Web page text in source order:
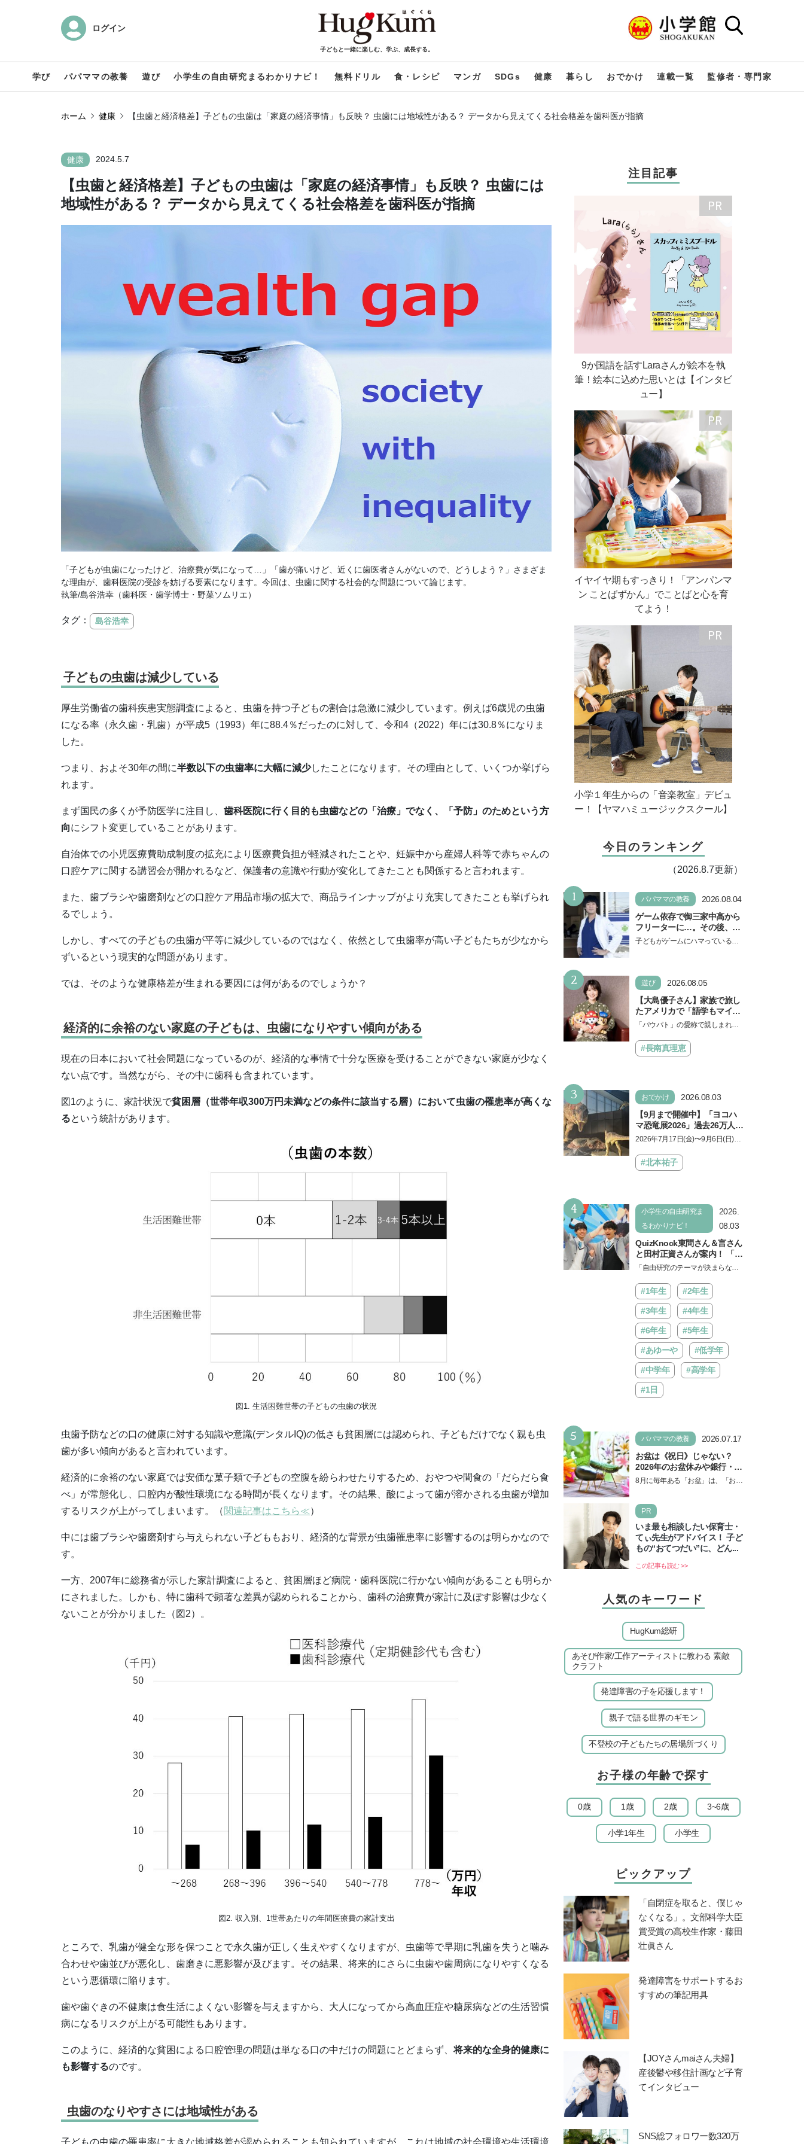
ログイン
子どもと一緒に楽しむ、学ぶ、成長する。
学び パパママの教養 遊び 小学生の自由研究まるわかりナビ！ 無料ドリル 食・レシピ マンガ SDGs 健康 暮らし おでかけ 連載一覧 監修者・専門家
ホーム 健康 【虫歯と経済格差】子どもの虫歯は「家庭の経済事情」も反映？ 虫歯には地域性がある？ データから見えてくる社会格差を歯科医が指摘
健康 2024.5.7
【虫歯と経済格差】子どもの虫歯は「家庭の経済事情」も反映？ 虫歯には
地域性がある？ データから見えてくる社会格差を歯科医が指摘
「子どもが虫歯になったけど、治療費が気になって…」「歯が痛いけど、近くに歯医者さんがないので、どうしよう？」さまざま
な理由が、歯科医院の受診を妨げる要素になります。今回は、虫歯に関する社会的な問題について論じます。
執筆/島谷浩幸（歯科医・歯学博士・野菜ソムリエ）
タグ： 島谷浩幸
子どもの虫歯は減少している
厚生労働省の歯科疾患実態調査によると、虫歯を持つ子どもの割合は急激に減少しています。例えば6歳児の虫歯
になる率（永久歯・乳歯）が平成5（1993）年に88.4％だったのに対して、令和4（2022）年には30.8％になりま
した。
つまり、およそ30年の間に半数以下の虫歯率に大幅に減少したことになります。その理由として、いくつか挙げら
れます。
まず国民の多くが予防医学に注目し、 歯科医院に行く目的も虫歯などの「治療」でなく、「予防」のためという方
向にシフト変更していることがあります。
自治体での小児医療費助成制度の拡充により医療費負担が軽減されたことや、妊娠中から産婦人科等で赤ちゃんの
口腔ケアに関する講習会が開かれるなど、保護者の意識や行動が変化してきたことも関係すると言われます。
また、歯ブラシや歯磨剤などの口腔ケア用品市場の拡大で、商品ラインナップがより充実してきたことも挙げられ
るでしょう。
しかし、すべての子どもの虫歯が平等に減少しているのではなく、依然として虫歯率が高い子どもたちが少なから
ずいるという現実的な問題があります。
では、そのような健康格差が生まれる要因には何があるのでしょうか？
経済的に余裕のない家庭の子どもは、虫歯になりやすい傾向がある
現在の日本において社会問題になっているのが、経済的な事情で十分な医療を受けることができない家庭が少なく
ない点です。当然ながら、その中に歯科も含まれています。
図1のように、家計状況で貧困層（世帯年収300万円未満などの条件に該当する層）において虫歯の罹患率が高くな
るという統計があります。
図1. 生活困難世帯の子どもの虫歯の状況
虫歯予防などの口の健康に対する知識や意識(デンタルIQ)の低さも貧困層には認められ、子どもだけでなく親も虫
歯が多い傾向があると言われています。
経済的に余裕のない家庭では安価な菓子類で子どもの空腹を紛らわせたりするため、おやつや間食の「だらだら食
べ」が常態化し、口腔内が酸性環境になる時間が長くなります。その結果、酸によって歯が溶かされる虫歯が増加
するリスクが上がってしまいます。（関連記事はこちら≪）
中には歯ブラシや歯磨剤すら与えられない子どももおり、経済的な背景が虫歯罹患率に影響するのは明らかなので
す。
一方、2007年に総務省が示した家計調査によると、貧困層ほど病院・歯科医院に行かない傾向があることも明らか
にされました。しかも、特に歯科で顕著な差異が認められることから、歯科の治療費が家計に及ぼす影響は少なく
ないことが分かりました（図2）。
図2. 収入別、1世帯あたりの年間医療費の家計支出
ところで、乳歯が健全な形を保つことで永久歯が正しく生えやすくなりますが、虫歯等で早期に乳歯を失うと噛み
合わせや歯並びが悪化し、歯磨きに悪影響が及びます。その結果、将来的にさらに虫歯や歯周病になりやすくなる
という悪循環に陥ります。
歯や歯ぐきの不健康は食生活によくない影響を与えますから、大人になってから高血圧症や糖尿病などの生活習慣
病になるリスクが上がる可能性もあります。
このように、経済的な貧困による口腔管理の問題は単なる口の中だけの問題にとどまらず、将来的な全身的健康に
も影響するのです。
虫歯のなりやすさには地域性がある
注目記事
9か国語を話すLaraさんが絵本を執
筆！絵本に込めた思いとは【インタビ
ュー】
イヤイヤ期もすっきり！「アンパンマ
ン ことばずかん」でことばと心を育
てよう！
小学１年生からの「音楽教室」デビュ
ー！【ヤマハミュージックスクール】
今日のランキング
（2026.8.7更新）
1 パパママの教養
2026.08.04
ゲーム依存で御三家中高から
フリーターに…。その後、医
学部へ逆転合格した現役医師
子どもがゲームにハマっている
2 遊び
2026.08.05
【大島優子さん】家族で旅し
たアメリカで「語学もマイン
ドも！ 子どもの成長はすごか
『パウ・パトロール ザ・ダイ
ノ・ムービー』ではあきらめ
「パウパト」の愛称で親しまれる
の劇場版シリーズ第3弾、映画『パ
ウ・パトロール ザ…
#長南真理恵
3 おでかけ
2026.08.03
【9月まで開催中】「ヨコハ
マ恐竜展2026」過去26万人を
動員した恐竜展が9年ぶりに
しむポイントを完全ガイド
2026年7月17日(金)〜9月6日(日)、
「ヨコハマ恐竜展2026〜恐竜の食
卓大図鑑〜」が開催…
#北本祐子
4
小学生の自由研究ま
るわかりナビ！
2026.
08.03
QuizKnock東問さん＆言さん
と田村正資さんが案内！ 「よ
みうりランド」で遊びながら
ントが開催
「自由研究のテーマが決まらな
ントをくれるイベントが、よみう
りランド「グッジョバ!!…
#1年生 #2年生
#3年生 #4年生
#6年生 #5年生
#あゆーや #低学年
#中学年 #高学年
#1日
5 パパママの教養
2026.07.17
お盆は《祝日》じゃない？
2026年のお盆休みや銀行・役
所の営業や交通機関情報も紹
8月に毎年ある「お盆」は、「お盆
ずは2026年のお盆…
PR
いま最も相談したい保育士・
てぃ先生がアドバイス！ 子ど
もの“おてつだい”に、どん...
この記事も読む >>
人気のキーワード
HugKum総研
あそび作家/工作アーティストに教わる 素敵
クラフト
発達障害の子を応援します！
親子で語る世界のギモン
不登校の子どもたちの居場所づくり
お子様の年齢で探す
0歳 1歳 2歳 3~6歳
小学1年生 小学生
ピックアップ
「自閉症を取ると、僕じゃ
なくなる」。文部科学大臣
賞受賞の高校生作家・藤田
壮眞さん
発達障害をサポートするお
すすめの筆記用具
【JOYさんmaiさん夫婦】
産後鬱や移住計画など子育
てインタビュー
SNS総フォロワー数320万